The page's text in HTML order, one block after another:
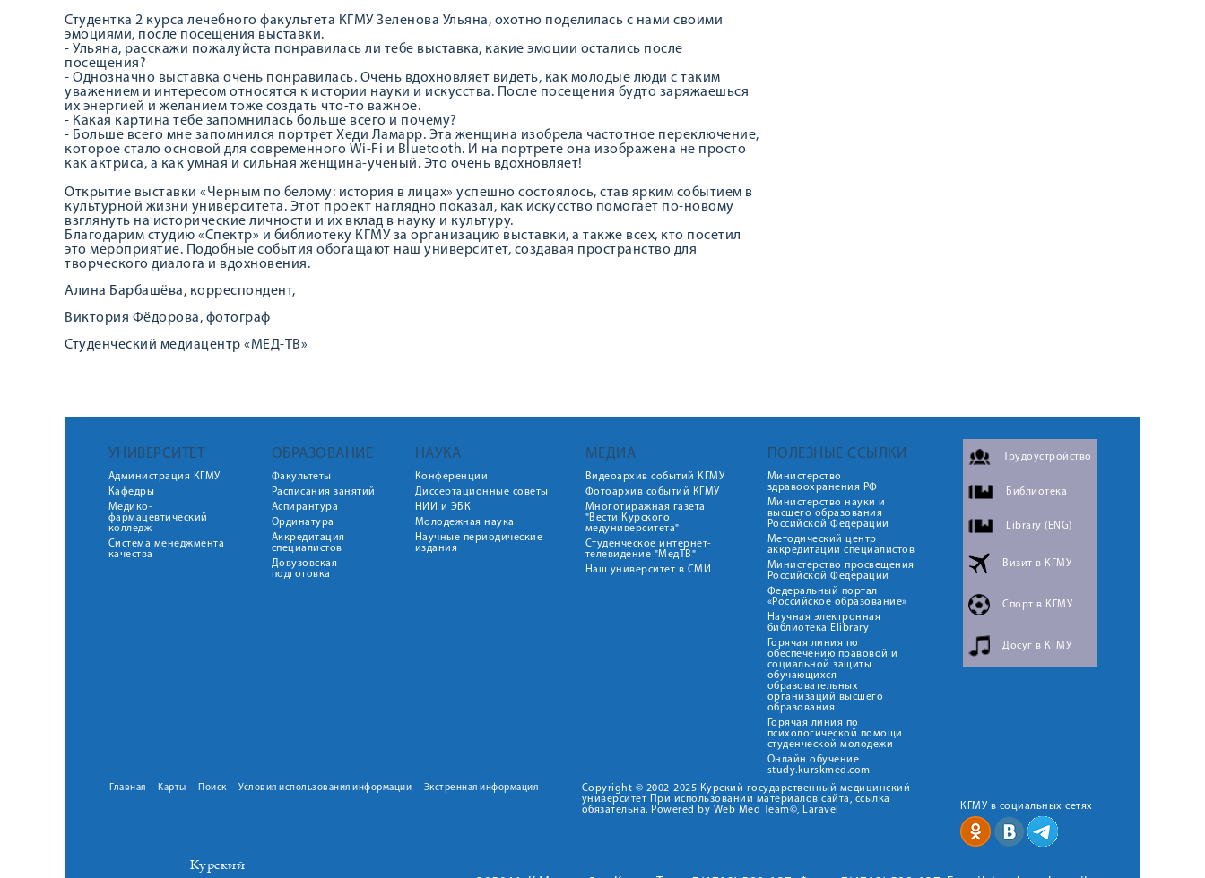
Студентка 2 курса лечебного факультета КГМУ Зеленова Ульяна, охотно поделилась с нами своими
эмоциями, после посещения выставки.
- Ульяна, расскажи пожалуйста понравилась ли тебе выставка, какие эмоции остались после
посещения?
- Однозначно выставка очень понравилась. Очень вдохновляет видеть, как молодые люди с таким
уважением и интересом относятся к истории науки и искусства. После посещения будто заряжаешься
их энергией и желанием тоже создать что-то важное.
- Какая картина тебе запомнилась больше всего и почему?
- Больше всего мне запомнился портрет Хеди Ламарр. Эта женщина изобрела частотное переключение,
которое стало основой для современного Wi-Fi и Bluetooth. И на портрете она изображена не просто
как актриса, а как умная и сильная женщина-ученый. Это очень вдохновляет!
Открытие выставки «Черным по белому: история в лицах» успешно состоялось, став ярким событием в
культурной жизни университета. Этот проект наглядно показал, как искусство помогает по-новому
взглянуть на исторические личности и их вклад в науку и культуру.
Благодарим студию «Спектр» и библиотеку КГМУ за организацию выставки, а также всех, кто посетил
это мероприятие. Подобные события обогащают наш университет, создавая пространство для
творческого диалога и вдохновения.
Алина Барбашёва, корреспондент,
Виктория Фёдорова, фотограф
Студенческий медиацентр «МЕД-ТВ»
УНИВЕРСИТЕТ
Администрация КГМУ
Кафедры
Медико-
фармацевтический
колледж
Система менеджмента
качества
ОБРАЗОВАНИЕ
Факультеты
Расписания занятий
Аспирантура
Ординатура
Аккредитация
специалистов
Довузовская
подготовка
НАУКА
Конференции
Диссертационные советы
НИИ и ЭБК
Молодежная наука
Научные периодические
издания
МЕДИА
Видеоархив событий КГМУ
Фотоархив событий КГМУ
Многотиражная газета
"Вести Курского
медуниверситета"
Студенческое интернет-
телевидение "МедТВ"
Наш университет в СМИ
ПОЛЕЗНЫЕ ССЫЛКИ
Министерство
здравоохранения РФ
Министерство науки и
высшего образования
Российской Федерации
Методический центр
аккредитации специалистов
Министерство просвещения
Российской Федерации
Федеральный портал
«Российское образование»
Научная электронная
библиотека Elibrary
Горячая линия по
обеспечению правовой и
социальной защиты
обучающихся
образовательных
организаций высшего
образования
Горячая линия по
психологической помощи
студенческой молодежи
Онлайн обучение
study.kurskmed.com
Трудоустройство
Библиотека
Library (ENG)
Визит в КГМУ
Спорт в КГМУ
Досуг в КГМУ
Главная Карты Поиск Условия использования информации Экстренная информация
Copyright © 2002-2025 Курский государственный медицинский
университет При использовании материалов сайта, ссылка
обязательна. Powered by Web Med Team©, Laravel
КГМУ в социальных сетях
Курский